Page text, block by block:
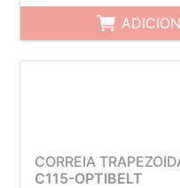
CORREIA
C115-OPTIBELT